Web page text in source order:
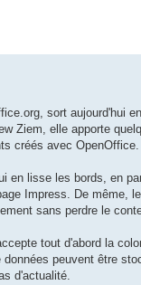
sort aujourd'hui
Ziem, elle apporte
créés avec OpenOffice.
en lisse les bords, en
Impress. De même,
sans perdre le
tout d'abord la
peuvent être
d'actualité.